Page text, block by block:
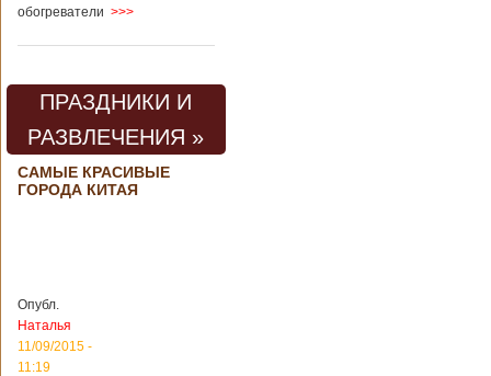
обогреватели >>>
ПРАЗДНИКИ И
РАЗВЛЕЧЕНИЯ »
САМЫЕ КРАСИВЫЕ
ГОРОДА КИТАЯ
Опубл.
Наталья
11/09/2015 -
11:19